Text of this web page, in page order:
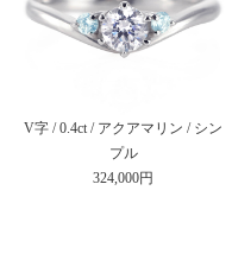
V字 / 0.4ct / アクアマリン / シン
プル
324,000円